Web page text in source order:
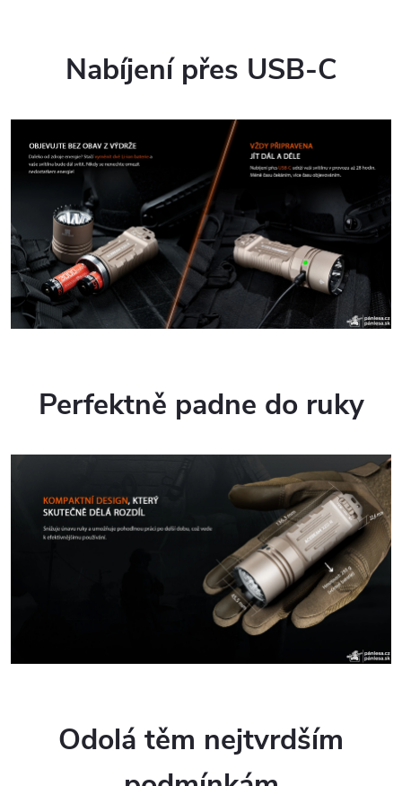
Nabíjení přes USB-C
Perfektně padne do ruky
Odolá těm nejtvrdším